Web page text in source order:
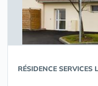
RÉSIDENCE SERVICES